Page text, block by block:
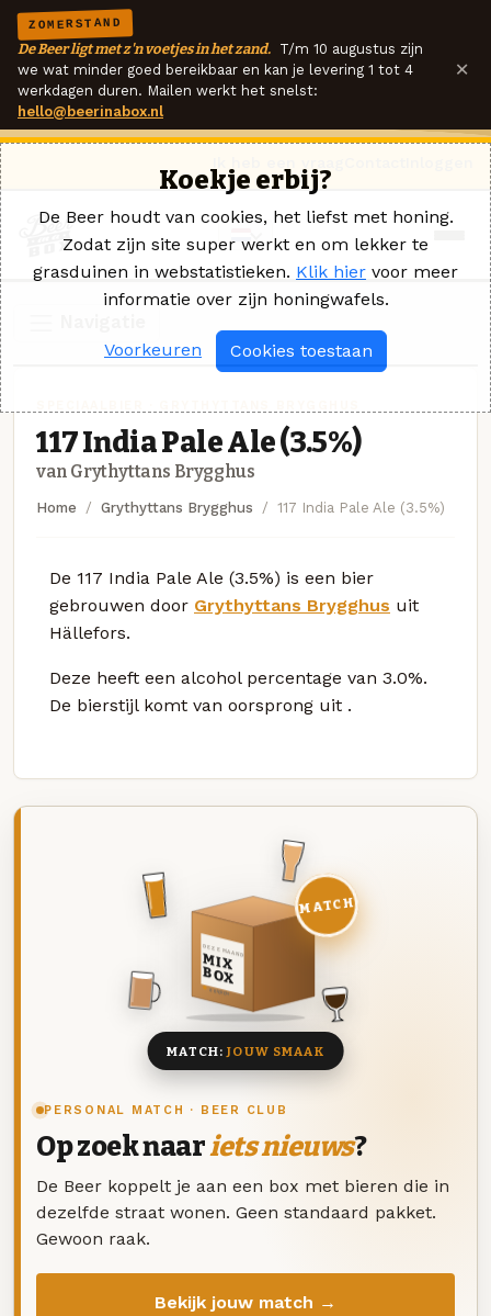
ZOMERSTAND
De Beer ligt met z'n voetjes in het zand. T/m 10 augustus zijn
we wat minder goed bereikbaar en kan je levering 1 tot 4
werkdagen duren. Mailen werkt het snelst:
hello@beerinabox.nl
×
117 India Pale Ale (3.5%)
van Grythyttans Brygghus
Home Grythyttans Brygghus 117 India Pale Ale (3.5%)
De 117 India Pale Ale (3.5%) is een bier
gebrouwen door Grythyttans Brygghus uit
Hällefors.
Deze heeft een alcohol percentage van 3.0%.
De bierstijl komt van oorsprong uit .
PERSONAL MATCH · BEER CLUB
Op zoek naariets nieuws?
De Beer koppelt je aan een box met bieren die in
dezelfde straat wonen. Geen standaard pakket.
Gewoon raak.
Bekijk jouw match →
DEZE MAAND
MIX
BOX
8 BIEREN
MATCH
MATCH:JOUW SMAAK
Koekje erbij?
De Beer houdt van cookies, het liefst met honing.
Zodat zijn site super werkt en om lekker te
grasduinen in webstatistieken. Klik hier voor meer
informatie over zijn honingwafels.
Voorkeuren Cookies toestaan